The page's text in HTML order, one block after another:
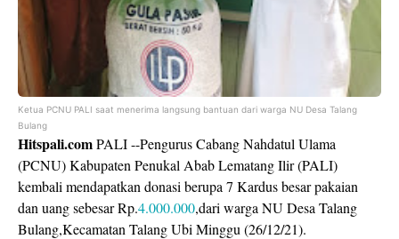
Ketua PCNU PALI saat menerima langsung bantuan dari warga NU Desa Talang
Bulang
Hitspali.comPALI --Pengurus Cabang Nahdatul Ulama
(PCNU) Kabupaten Penukal Abab Lematang Ilir (PALI)
kembali mendapatkan donasi berupa 7 Kardus besar pakaian
dan uang sebesar Rp.4.000.000,dari warga NU Desa Talang
Bulang,Kecamatan Talang Ubi Minggu (26/12/21).